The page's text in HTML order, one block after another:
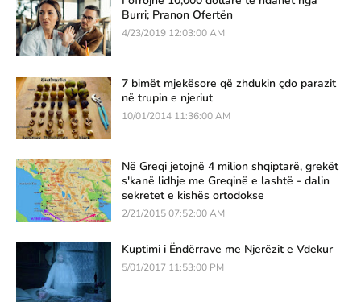
Burri; Pranon Ofertën
4/23/2019 12:03:00 AM
7 bimët mjekësore që zhdukin çdo parazit
në trupin e njeriut
10/01/2014 11:36:00 AM
Në Greqi jetojnë 4 milion shqiptarë, grekët
s'kanë lidhje me Greqinë e lashtë - dalin
sekretet e kishës ortodokse
2/21/2015 07:52:00 AM
Kuptimi i Ëndërrave me Njerëzit e Vdekur
5/01/2017 11:53:00 PM